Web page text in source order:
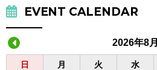
EVENT CALENDAR
2026年8月
日 月 火 水